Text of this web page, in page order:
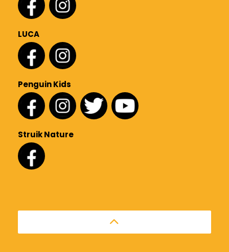
LUCA
Penguin Kids
Struik Nature